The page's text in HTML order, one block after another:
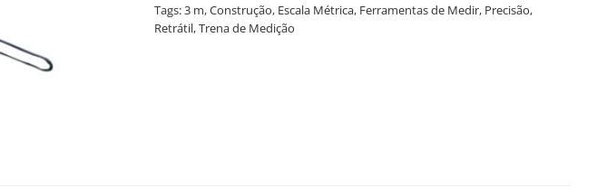
Tags:3 m,Construção, Escala Métrica, Ferramentas de Medir, Precisão,
Retrátil,Trena de Medição